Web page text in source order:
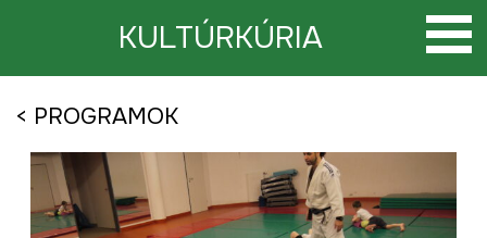
KULTÚRKÚRIA
< PROGRAMOK